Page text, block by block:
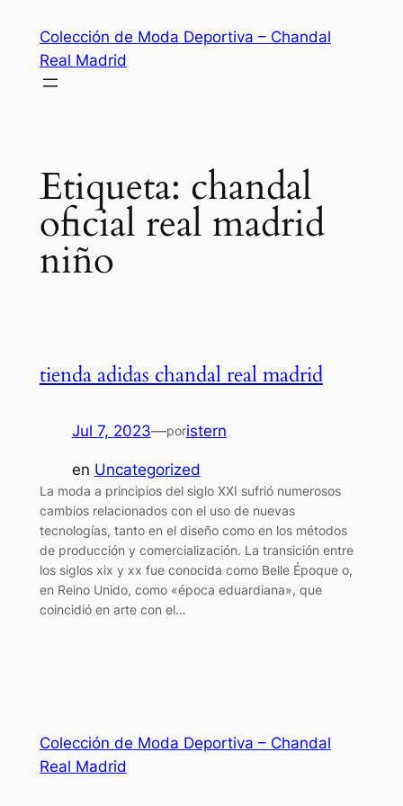
contenido
Colección de Moda Deportiva – Chandal
Real Madrid
Etiqueta: chandal
oficial real madrid
niño
tienda adidas chandal real madrid
Jul 7, 2023—poristern
en Uncategorized
La moda a principios del siglo XXI sufrió numerosos
cambios relacionados con el uso de nuevas
tecnologías, tanto en el diseño como en los métodos
de producción y comercialización. La transición entre
los siglos xix y xx fue conocida como Belle Époque o,
en Reino Unido, como «época eduardiana», que
coincidió en arte con el…
Colección de Moda Deportiva – Chandal
Real Madrid